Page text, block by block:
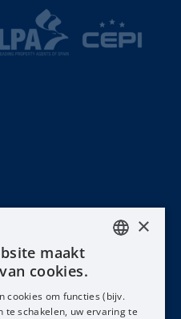
DEUTSCH
×
maakt
cookies.
cookies om functies (bijv.
te schakelen, uw ervaring te